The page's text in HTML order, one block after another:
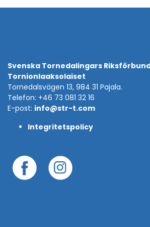
Svenska Tornedalingars
Tornionlaaksolaiset
Tornedalsvägen 13, 984 31 Pajala.
Telefon: +46 73 081 32 16
E-post: info@str-t.com
Integritetspolicy